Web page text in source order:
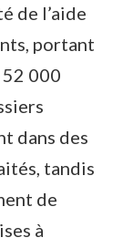
de l’aide
portant
000
dans des
tandis
de
à